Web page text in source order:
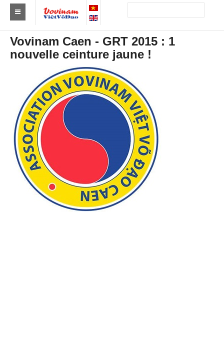
Trouver un club
Asie
Afrique
Amérique
Australie et Océanie
Actus
Evénements
Vovinam Caen - GRT 2015 : 1
nouvelle ceinture jaune !